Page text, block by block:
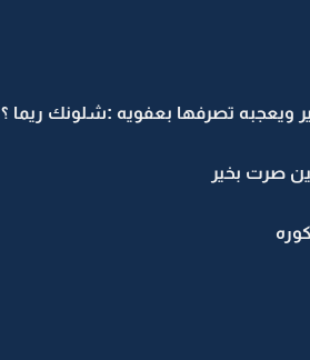
ويعجبه تصرفها بعفويه :شلونك ريما ؟
صرت بخير